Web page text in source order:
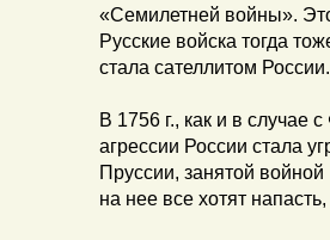
«Семилетней войны».
Русские войска тогда
стала сателлитом России.
В 1756 г., как и в случае
агрессии России стала
Пруссии, занятой
на нее все хотят